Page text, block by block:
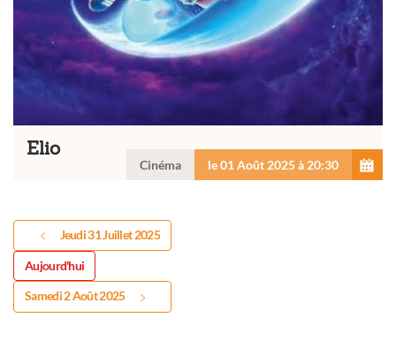
Elio
Cinéma le 01 Août 2025 à 20:30
Jeudi 31 Juillet 2025
Aujourd'hui
Samedi 2 Août 2025